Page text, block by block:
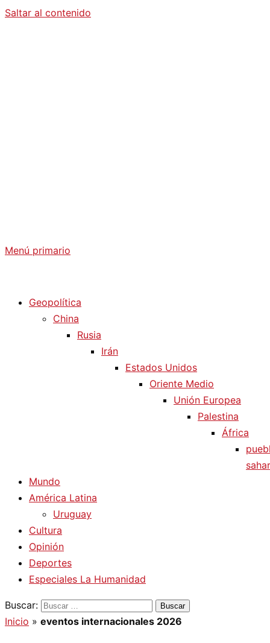
Saltar al contenido
Menú primario
Geopolítica
China
Rusia
Irán
Estados Unidos
Oriente Medio
Unión Europea
Palestina
África
Mundo
América Latina
Uruguay
Cultura
Opinión
Deportes
Especiales La Humanidad
Buscar:
Inicio » eventos internacionales 2026